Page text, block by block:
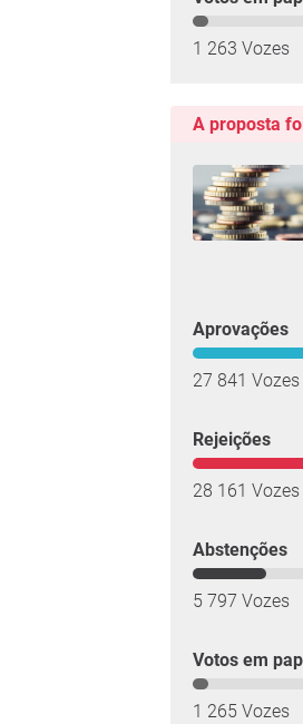
1 263 Vozes
A proposta
Aprovações
27 841 Vozes
Rejeições
28 161 Vozes
Abstenções
5 797 Vozes
Votos em
1 265 Vozes